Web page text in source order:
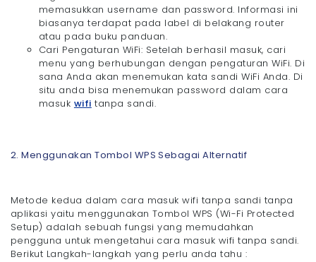
memasukkan username dan password. Informasi ini
biasanya terdapat pada label di belakang router
atau pada buku panduan.
Cari Pengaturan WiFi: Setelah berhasil masuk, cari
menu yang berhubungan dengan pengaturan WiFi. Di
sana Anda akan menemukan kata sandi WiFi Anda. Di
situ anda bisa menemukan password dalam cara
masuk wifi tanpa sandi.
2. Menggunakan Tombol WPS Sebagai Alternatif
Metode kedua dalam cara masuk wifi tanpa sandi tanpa
aplikasi yaitu menggunakan Tombol WPS (Wi-Fi Protected
Setup) adalah sebuah fungsi yang memudahkan
pengguna untuk mengetahui cara masuk wifi tanpa sandi.
Berikut Langkah-langkah yang perlu anda tahu :